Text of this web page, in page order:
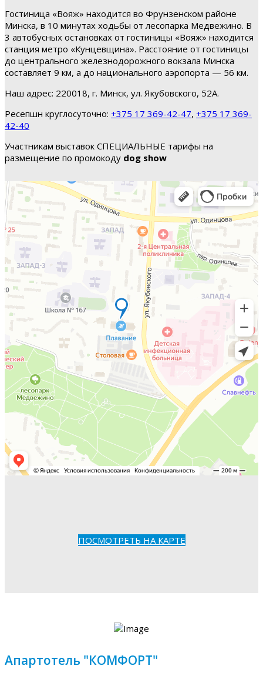
Гостиница «Вояж» находится во Фрунзенском районе
Минска, в 10 минутах ходьбы от лесопарка Медвежино. В
3 автобусных остановках от гостиницы «Вояж» находится
станция метро «Кунцевщина». Расстояние от гостиницы
до центрального железнодорожного вокзала Минска
составляет 9 км, а до национального аэропорта — 56 км.
Наш адрес: 220018, г. Минск, ул. Якубовского, 52А.
Ресепшн круглосуточно: +375 17 369-42-47, +375 17 369-
42-40
Участникам выставок СПЕЦИАЛЬНЫЕ тарифы на
размещение по промокоду dog show
ПОСМОТРЕТЬ НА КАРТЕ
Апартотель "КОМФОРТ"